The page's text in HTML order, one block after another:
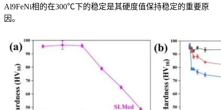
Al9FeNi相的在300℃下的稳定是其硬度值保持稳定的重要原
因。